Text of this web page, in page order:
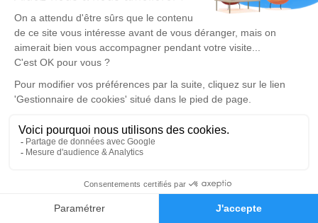
Faire-part Hommages
d'expression dédié à honorer la mémoire de Christine
PÉDARRIBES.
Un service de plantation d’arbre hommage est
disponible ici
Cérémonie civile
Crématorium de Bordeaux de Mérignac
Avenue du Souvenir